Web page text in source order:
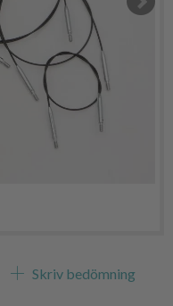
Skriv bedömning